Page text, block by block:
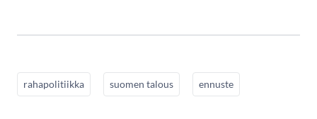
rahapolitiikka suomen talous ennuste